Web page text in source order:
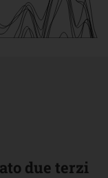
due terzi